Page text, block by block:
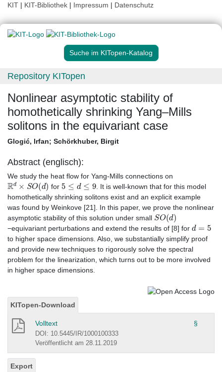
KIT | KIT-Bibliothek | Impressum | Datenschutz
Suche im KITopen-Katalog
Repository KITopen
Nonlinear asymptotic stability of
homothetically shrinking Yang–Mills
solitons in the equivariant case
Glogić, Irfan; Schörkhuber, Birgit
Abstract (englisch):
We study the heat flow for Yang-Mills connections on
Rd O(d ) for 5 d 9
. It is well-known that for this model
homothetically shrinking solitons exist and an explicit example
was found by Weinkove [21]. In this paper, we prove the nonlinear
asymptotic stability of this solution under small SO( d)
−equivariant perturbations and extend the results of [8] for d
to higher space dimensions. Also, we substantially simplify proof
and provide new techniques to rigorously solve the spectral
problem for the linearization, which turns out to be more involved
in higher space dimensions.
KITopen-Download
Volltext §
DOI: 10.5445/IR/1000100333
Veröffentlicht am 28.11.2019
Export